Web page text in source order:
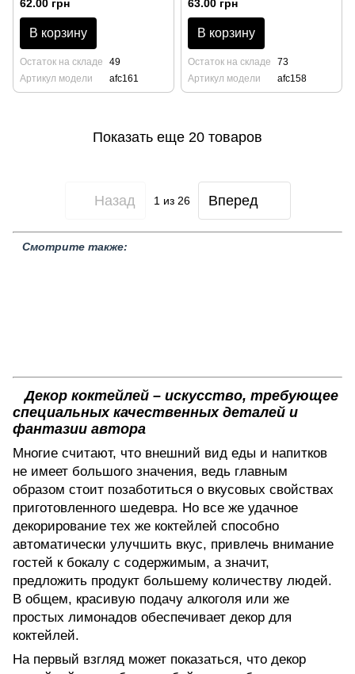
62.00 грн
В корзину
Остаток на складе
49
Артикул модели
afc161
63.00 грн
В корзину
Остаток на складе
73
Артикул модели
afc158
Показать еще 20 товаров
Назад 1из 26 Вперед
Смотрите также:
Декор коктейлей – искусство, требующее
специальных качественных деталей и
фантазии автора
Многие считают, что внешний вид еды и напитков
не имеет большого значения, ведь главным
образом стоит позаботиться о вкусовых свойствах
приготовленного шедевра. Но все же удачное
декорирование тех же коктейлей способно
автоматически улучшить вкус, привлечь внимание
гостей к бокалу с содержимым, а значит,
предложить продукт большему количеству людей.
В общем, красивую подачу алкоголя или же
простых лимонадов обеспечивает декор для
коктейлей.
На первый взгляд может показаться, что декор